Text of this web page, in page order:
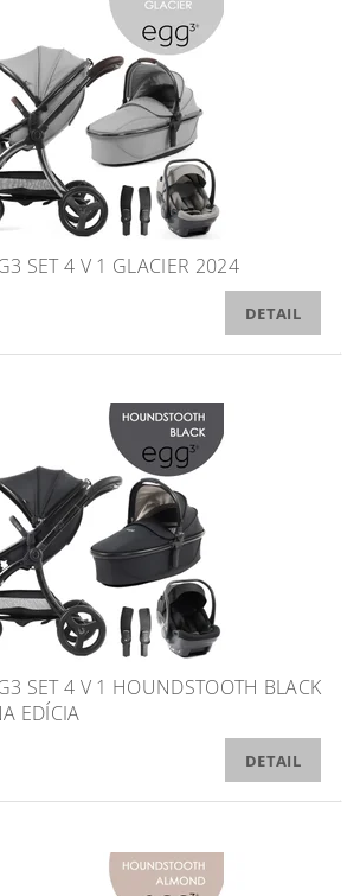
SET 4 V 1 GLACIER 2024
DETAIL
SET 4 V 1 HOUNDSTOOTH BLACK
EDÍCIA
DETAIL